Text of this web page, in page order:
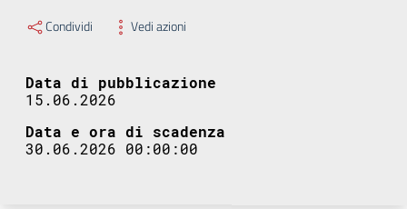
Condividi Vedi azioni
Data di pubblicazione
15.06.2026
Data e ora di scadenza
30.06.2026 00:00:00